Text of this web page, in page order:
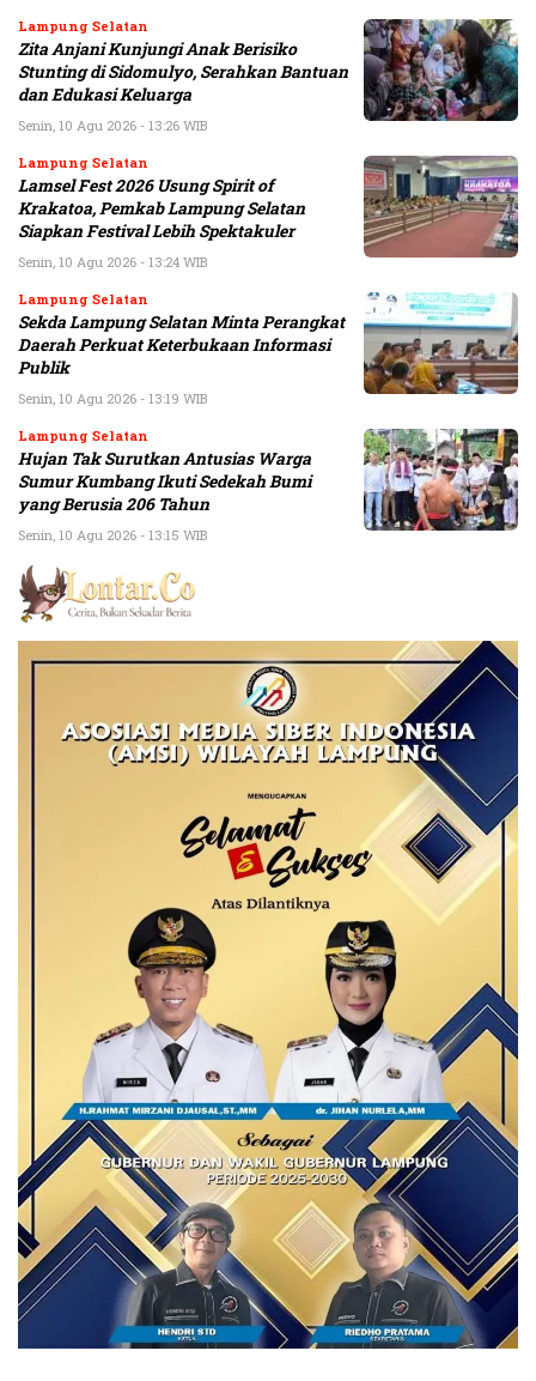
Lampung Selatan
Zita Anjani Kunjungi Anak Berisiko
Stunting di Sidomulyo, Serahkan Bantuan
dan Edukasi Keluarga
Senin, 10 Agu 2026 - 13:26 WIB
Lampung Selatan
Lamsel Fest 2026 Usung Spirit of
Krakatoa, Pemkab Lampung Selatan
Siapkan Festival Lebih Spektakuler
Senin, 10 Agu 2026 - 13:24 WIB
Lampung Selatan
Sekda Lampung Selatan Minta Perangkat
Daerah Perkuat Keterbukaan Informasi
Publik
Senin, 10 Agu 2026 - 13:19 WIB
Lampung Selatan
Hujan Tak Surutkan Antusias Warga
Sumur Kumbang Ikuti Sedekah Bumi
yang Berusia 206 Tahun
Senin, 10 Agu 2026 - 13:15 WIB